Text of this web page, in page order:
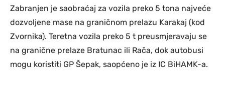
Zabranjen je saobraćaj za vozila preko 5 tona najveće
dozvoljene mase na graničnom prelazu Karakaj (kod
Zvornika). Teretna vozila preko 5 t preusmjeravaju se
na granične prelaze Bratunac ili Rača, dok autobusi
mogu koristiti GP Šepak, saopćeno je iz IC BiHAMK-a.